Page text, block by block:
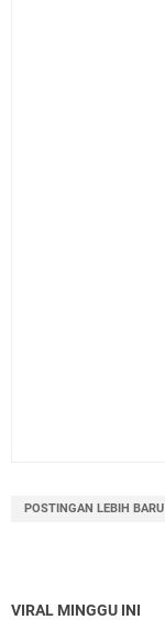
POSTINGAN LEBIH BARU
VIRAL MINGGU INI